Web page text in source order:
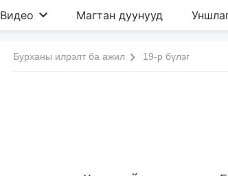
Видео Магтан дуунууд
Бурханы илрэлт ба ажил 19-р бүлэг